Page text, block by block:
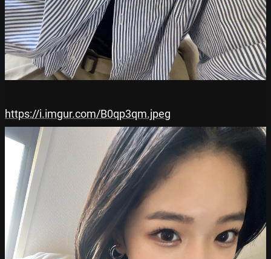
https://i.imgur.com/B0qp3qm.jpeg